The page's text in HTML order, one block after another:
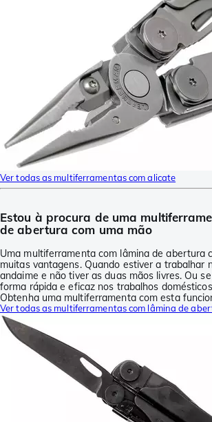
Ver todas as multiferramentas com alicate
Estou à procura de uma
de abertura com uma mão
Uma multiferramenta com lâmina de abertura
muitas vantagens. Quando estiver a trabalhar
andaime e não tiver as duas mãos livres. Ou
forma rápida e eficaz nos trabalhos
Obtenha uma multiferramenta com esta
Ver todas as multiferramentas com lâmina de